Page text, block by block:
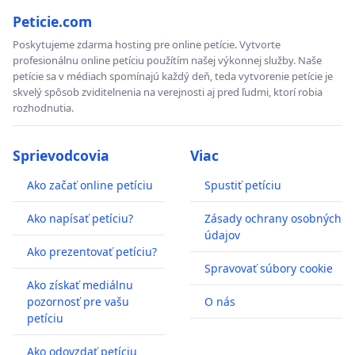
Pričom Zákon tým, že vo svojich dôsledkoch
povedie k obmedzeniu hospodárskej slobody,
zhoršuje podnikateľské prostredie. Tým naopak
znižuje šancu na vznik inovácií a technologických
prielomov, ktoré to majú zachrániť.
inžinierov o plánovanie spoločnosti. Tentoraz
s využitím istých trhových prvkov.
Celý Zákon je produktom etatistického, sociálno
inžinierského myslenia jeho predkladateľov -
štátnych byrokratov. Ľudí, na ktorých platí veta :
„Kto nevie svojim spoluobčanom slúžiť, ten im chce
vládnuť“.
Preto žiadame, aby bol Zákon, ako celok,
Peticie.com
Poskytujeme zdarma hosting pre online petície. Vytvorte
profesionálnu online petíciu použítím našej výkonnej služby. Naše
petície sa v médiach spomínajú každý deň, teda vytvorenie petície je
skvelý spôsob zviditelnenia na verejnosti aj pred ľudmi, ktorí robia
rozhodnutia.
Sprievodcovia
Ako začať online petíciu
Ako napísať petíciu?
Ako prezentovať petíciu?
Ako získať mediálnu
pozornosť pre vašu
petíciu
Ako odovzdať petíciu
Viac
Spustiť petíciu
Zásady ochrany osobných
údajov
Spravovať súbory cookie
O nás